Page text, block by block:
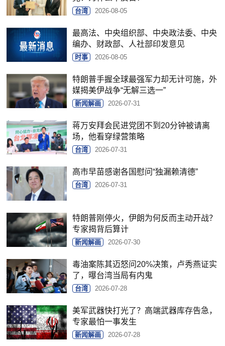
台湾 2026-08-05
最高法、中央组织部、中央政法委、中央
编办、财政部、人社部印发意见
时事 2026-08-05
特朗普手握全球最强军力却无计可施，外
媒揭美伊战争“无解三选一”
新闻解画 2026-07-31
蒋万安拜会民进党团不到20分钟被请离
场，他看穿绿营策略
台湾 2026-07-31
高市早苗感谢各国慰问“独漏赖清德”
台湾 2026-07-31
特朗普刚停火，伊朗为何反而主动开战？
专家揭背后算计
新闻解画 2026-07-30
毒油案陈其迈怒问20%决策，卢秀燕证实
了，曝台湾当局有内鬼
台湾 2026-07-28
美军武器快打光了？高端武器库存告急，
专家最怕一事发生
新闻解画 2026-07-28